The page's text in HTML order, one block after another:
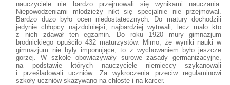
nauczyciele nie bardzo przejmowali się wynikami nauczania.
Niepowodzeniami młodzieży nikt się specjalnie nie przejmował.
Bardzo dużo było ocen niedostatecznych. Do matury dochodzili
jedynie chłopcy najzdolniejsi, najbardziej wytrwali, lecz mało kto
z nich zdawał ten egzamin. Do roku 1920 mury gimnazjum
brodnickiego opuściło 432 maturzystów. Mimo, że wyniki nauki w
gimnazjum nie były imponujące, to z wychowaniem było jeszcze
gorzej. W szkole obowiązywały surowe zasady germanizacyjne,
na podstawie których nauczyciele niemieccy szykanowali
i prześladowali uczniów. Za wykroczenia przeciw regulaminowi
szkoły uczniów skazywano na chłostę i na karcer.